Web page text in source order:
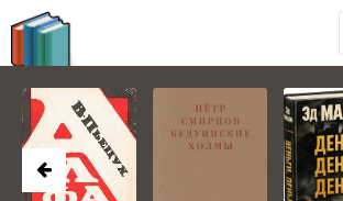
BOOKPLANETA.COM